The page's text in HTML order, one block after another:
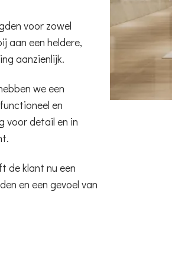
voor zowel
aan een heldere,
aanzienlijk.
we een
en
voor detail en in
de klant nu een
en een gevoel van